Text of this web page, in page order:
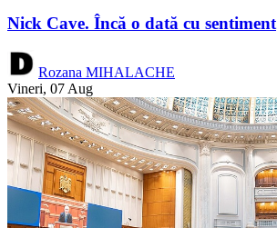
Nick Cave. Încă o dată cu sentiment
Rozana MIHALACHE
Vineri, 07 Aug